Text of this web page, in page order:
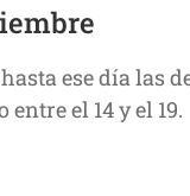
ese día las
el 14 y el 19.